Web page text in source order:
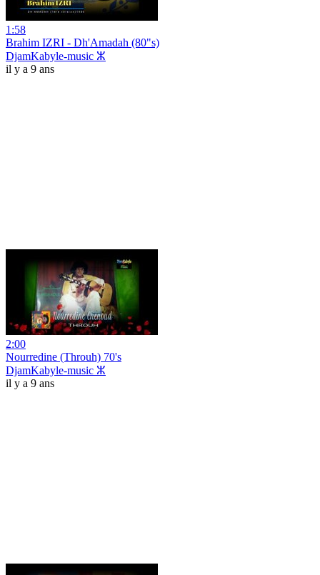
1:58
Brahim IZRI - Dh'Amadah (80"s)
DjamKabyle-music ⵣ
il y a 9 ans
2:00
Nourredine (Throuh) 70's
DjamKabyle-music ⵣ
il y a 9 ans